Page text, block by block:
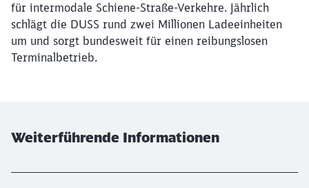
für intermodale Schiene-Straße-Verkehre. Jährlich
schlägt die DUSS rund zwei Millionen Ladeeinheiten
um und sorgt bundesweit für einen reibungslosen
Terminalbetrieb.
Weiterführende Informationen